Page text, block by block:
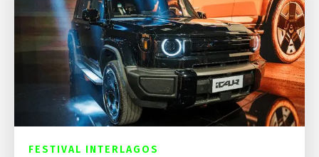
FESTIVAL INTERLAGOS